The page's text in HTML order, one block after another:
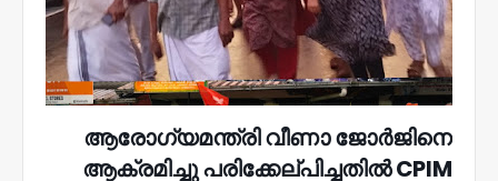
ആരോഗ്യമന്ത്രി വീണാ ജോർജിനെ
ആക്രമിച്ചു പരിക്കേല്പിച്ചതിൽ CPIM